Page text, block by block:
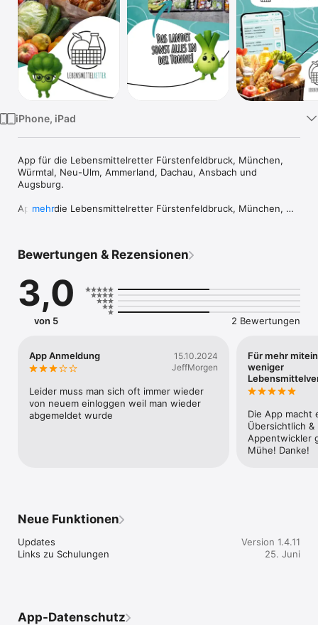
iPhone, iPad
App für die Lebensmittelretter Fürstenfeldbruck, München,
Würmtal, Neu-Ulm, Ammerland, Dachau, Ansbach und
Augsburg.
App für die Lebensmittelretter Fürstenfeldbruck, München,
Datenschutz: https://duckbug.de/datenschutz-
Nutzungsbedingungen: https://www.apple.com/legal/internet-
services/itunes/dev/stdeula/
mehr
Bewertungen & Rezensionen
3,0
von 5 2 Bewertungen
App Anmeldung
15.10.2024
JeffMorgen
Leider muss man sich oft immer wieder
von neuem einloggen weil man wieder
abgemeldet wurde
Für mehr
weniger
Die App macht
Übersichtlich &
Appentwickler
Mühe! Danke!
Neue Funktionen
Updates
Links zu Schulungen
Version 1.4.11
25. Juni
App-Datenschutz